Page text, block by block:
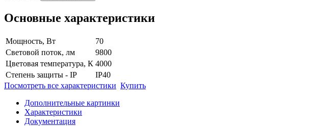
Основные характеристики
Мощность, Вт
70
Световой поток, лм
9800
Цветовая температура, К 4000
Степень защиты - IP
IP40
Посмотреть все характеристики Купить
Дополнительные картинки
Характеристики
Документация